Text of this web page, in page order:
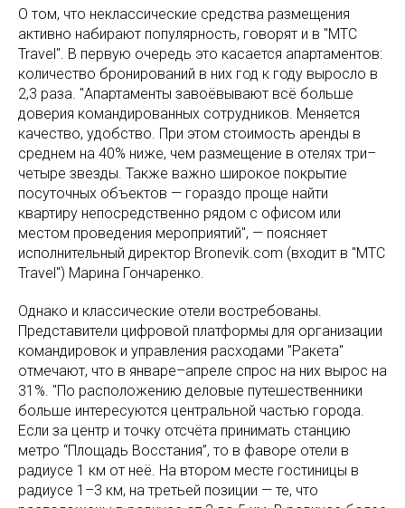
О том, что неклассические средства размещения
активно набирают популярность, говорят и в "MTC
Travel". В первую очередь это касается апартаментов:
количество бронирований в них год к году выросло в
2,3 раза. "Апартаменты завоёвывают всё больше
доверия командированных сотрудников. Меняется
качество, удобство. При этом стоимость аренды в
среднем на 40% ниже, чем размещение в отелях три–
четыре звезды. Также важно широкое покрытие
посуточных объектов — гораздо проще найти
квартиру непосредственно рядом с офисом или
местом проведения мероприятий", — поясняет
исполнительный директор Bronevik.com (входит в "МТС
Travel") Марина Гончаренко.
Однако и классические отели востребованы.
Представители цифровой платформы для организации
командировок и управления расходами "Ракета"
отмечают, что в январе–апреле спрос на них вырос на
31%. "По расположению деловые путешественники
больше интересуются центральной частью города.
Если за центр и точку отсчёта принимать станцию
метро “Площадь Восстания”, то в фаворе отели в
радиусе 1 км от неё. На втором месте гостиницы в
радиусе 1–3 км, на третьей позиции — те, что